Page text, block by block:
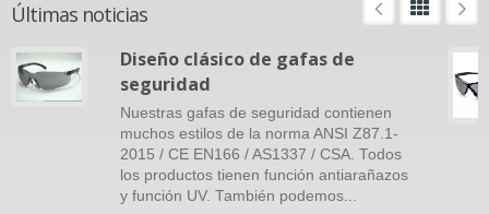
Últimas noticias
Diseño clásico de gafas de
seguridad
Nuestras gafas de seguridad contienen
muchos estilos de la norma ANSI Z87.1-
2015 / CE EN166 / AS1337 / CSA. Todos
los productos tienen función antiarañazos
y función UV. También podemos...